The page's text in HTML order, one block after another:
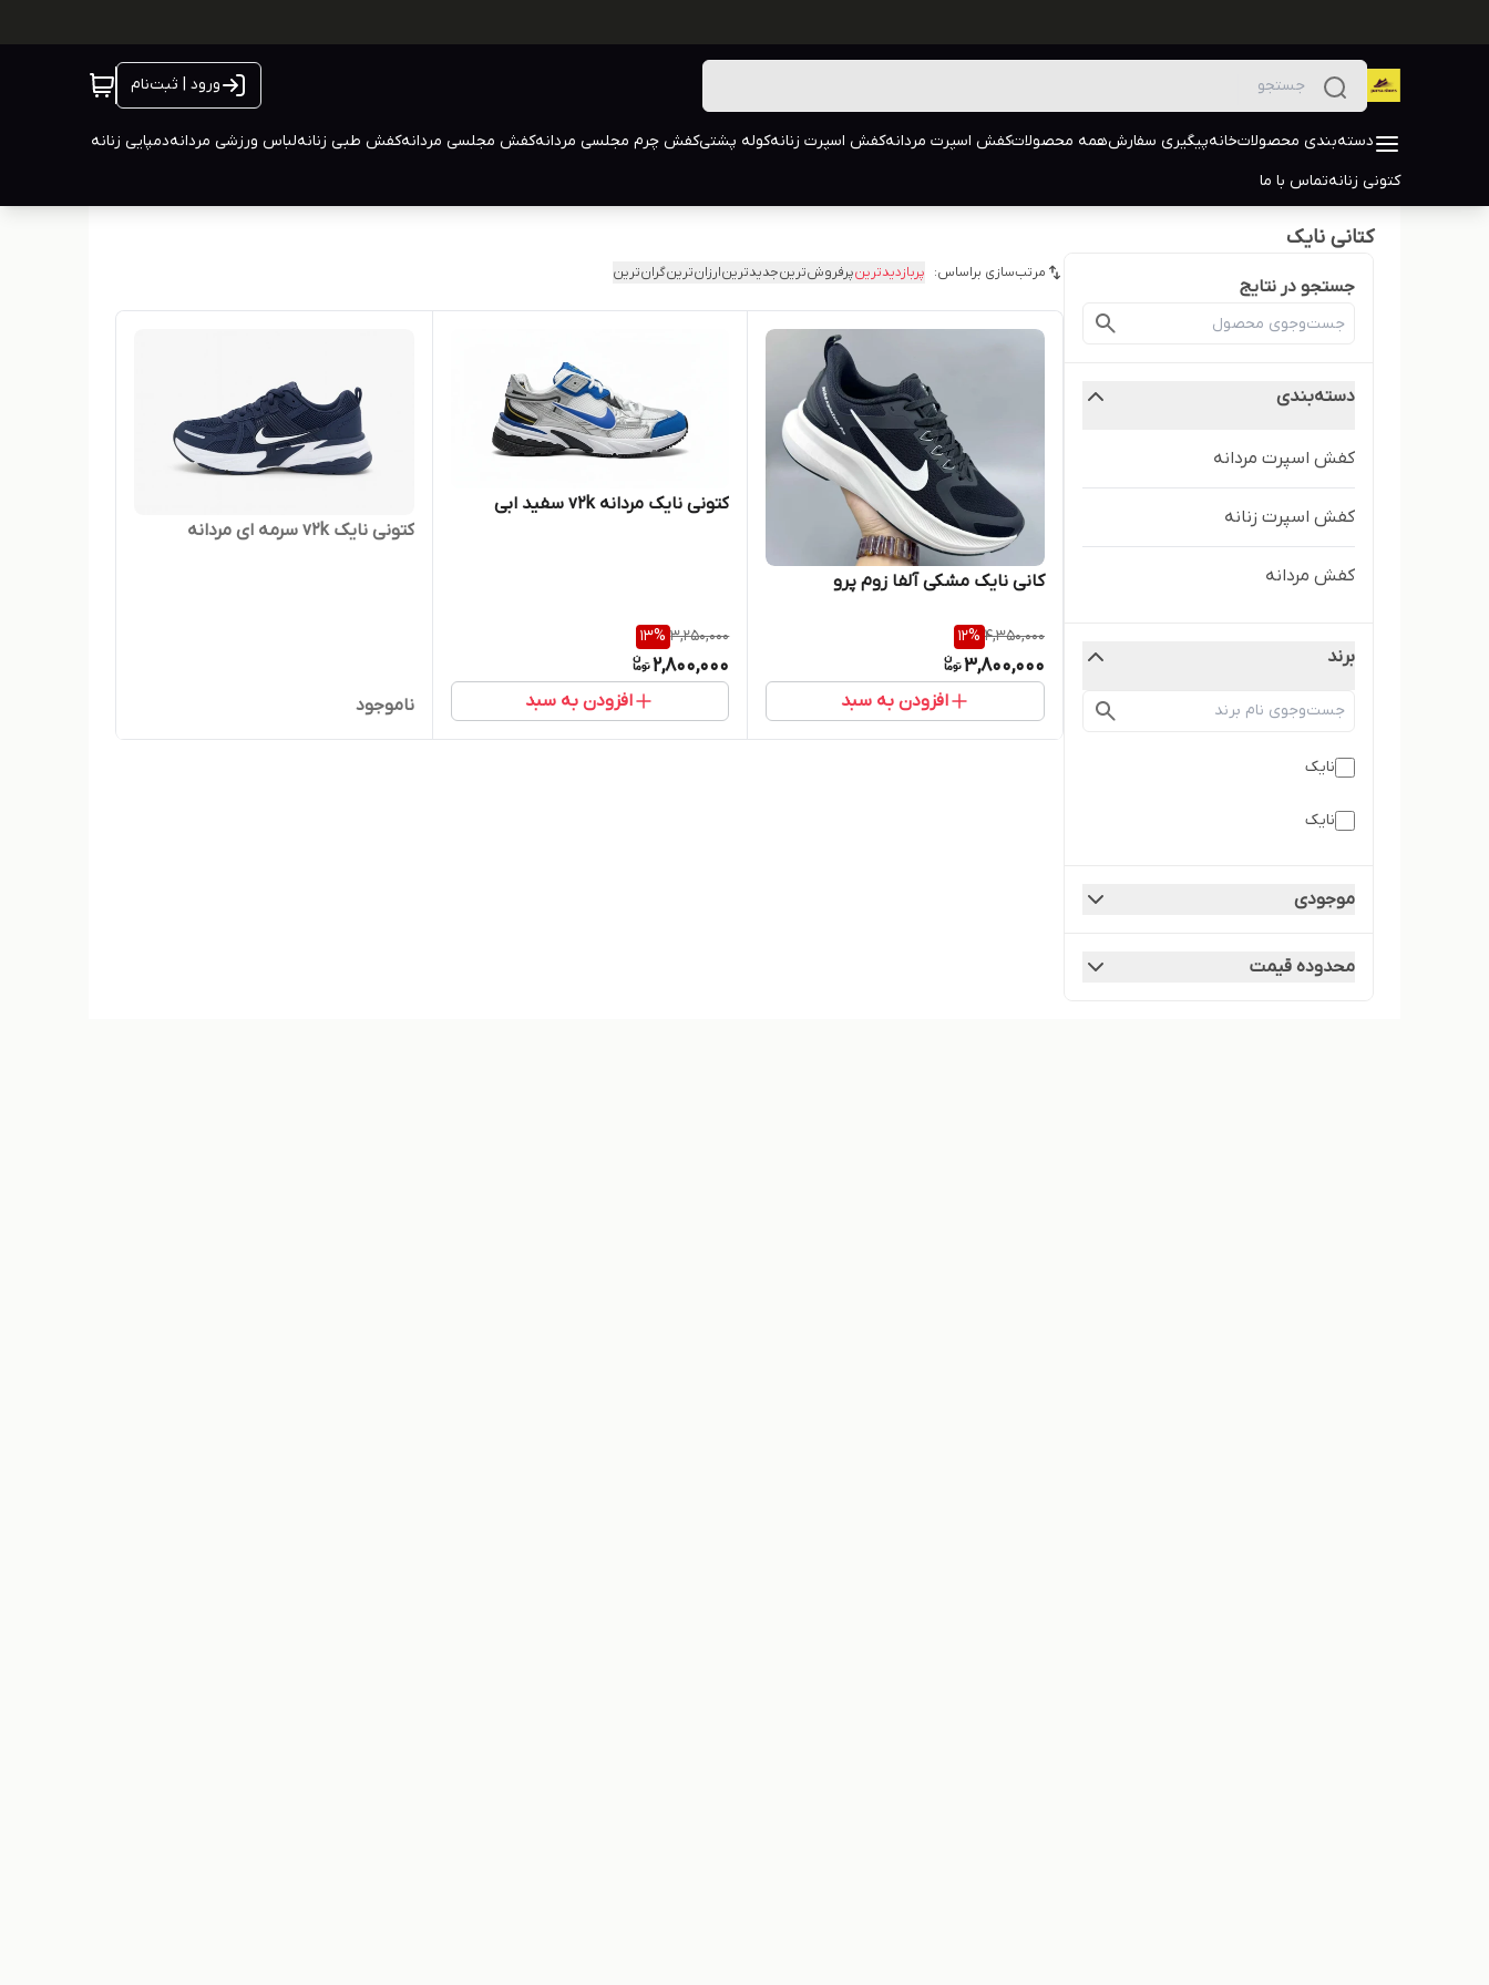
ورود | ثبت‌نام
دسته‌بندی محصولاتخانهپیگیری سفارشهمه محصولاتکفش اسپرت مردانهکفش اسپرت زنانهکوله پشتیکفش چرم مجلسی مردانهکفش مجلسی مردانهکفش طبی زنانهلباس ورزشی مردانهدمپایی زنانه
کتونی زنانهتماس با ما
کتانی نایک
جستجو در نتایج
دسته‌بندی
کفش اسپرت مردانه
کفش اسپرت زنانه
کفش مردانه
برند
نایک
نایک
موجودی
محدوده قیمت
مرتب‌سازی براساس: پربازدیدترینپرفروش‌ترینجدیدترینارزان‌ترینگران‌ترین
کانی نایک مشکی آلفا زوم پرو
4,350,000
12%
3,800,000
افزودن به سبد
کتونی نایک مردانه v2k سفید ابی
3,250,000
13%
2,800,000
افزودن به سبد
کتونی نایک v2k سرمه ای مردانه
ناموجود